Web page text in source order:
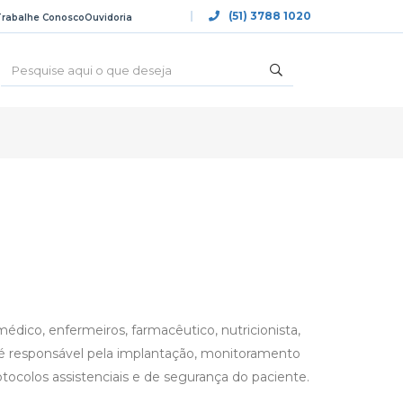
ConoscoOuvidoria (51) 3788 1020
enfermeiros, farmacêutico, nutricionista,
responsável pela implantação, monitoramento
assistenciais e de segurança do paciente.